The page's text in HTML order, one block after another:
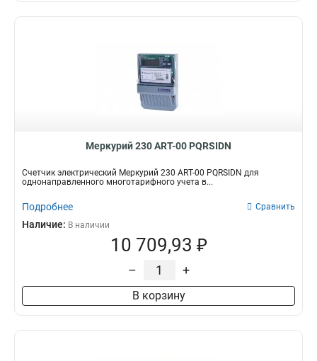
Меркурий 230 АRT-00 PQRSIDN
Счетчик электрический Меркурий 230 АRT-00 PQRSIDN для
однонаправленного многотарифного учета в...
Подробнее Сравнить
Наличие: В наличии
10 709,93 ₽
– +
В корзину